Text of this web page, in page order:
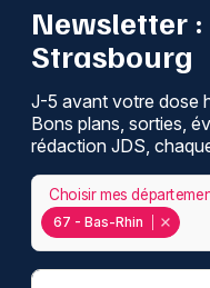
Newsletter
Strasbourg
J-5 avant votre dose
Bons plans, sorties,
rédaction JDS,
67 - Bas-Rhin
Choisir mes